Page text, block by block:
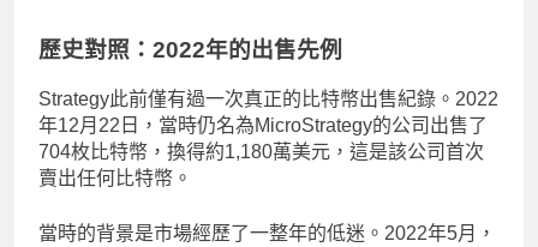
歷史對照：2022年的出售先例
Strategy此前僅有過一次真正的比特幣出售紀錄。2022
年12月22日，當時仍名為MicroStrategy的公司出售了
704枚比特幣，換得約1,180萬美元，這是該公司首次
賣出任何比特幣。
當時的背景是市場經歷了一整年的低迷。2022年5月，